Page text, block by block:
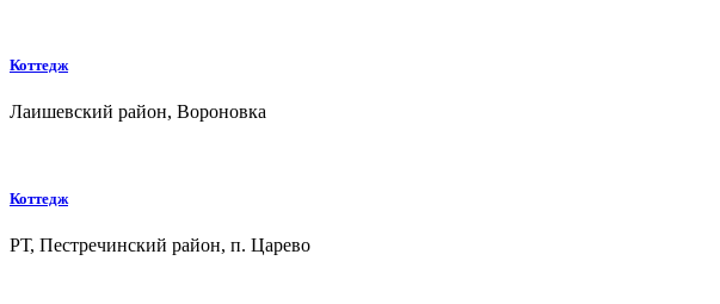
Коттедж
Лаишевский район, Вороновка
Коттедж
РТ, Пестречинский район, п. Царево